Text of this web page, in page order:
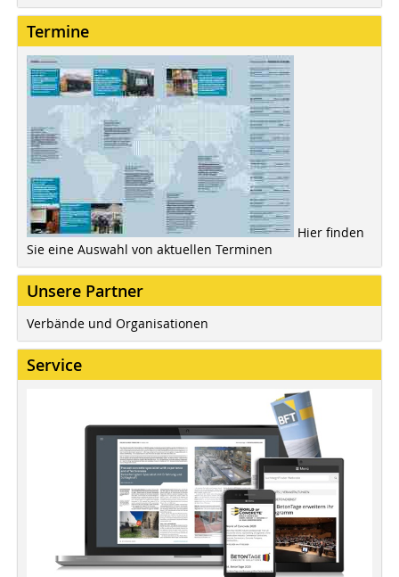
Termine
Hier finden
Sie eine Auswahl von aktuellen Terminen
Unsere Partner
Verbände und Organisationen
Service